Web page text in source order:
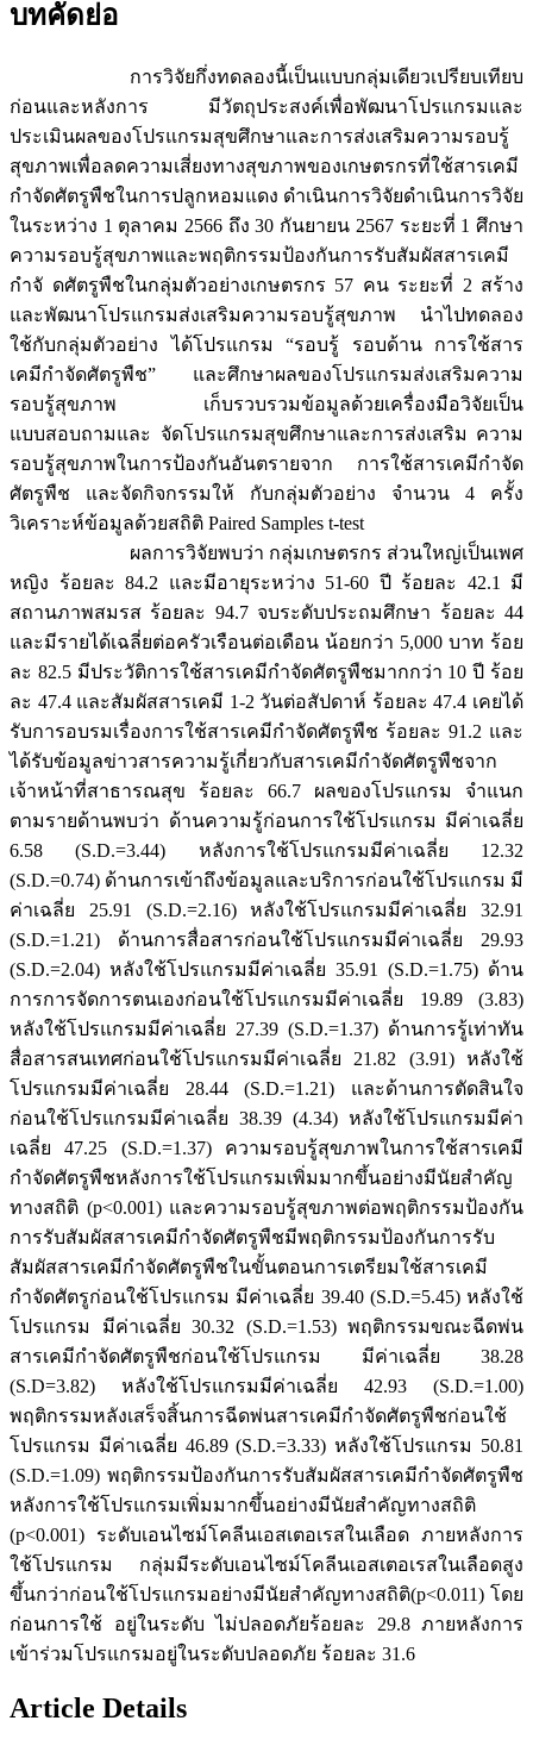
บทคัดย่อ
การวิจัยกึ่งทดลองนี้เป็นแบบกลุ่มเดียวเปรียบเทียบ
ก่อนและหลังการ มีวัตถุประสงค์เพื่อพัฒนาโปรแกรมและ
ประเมินผลของโปรแกรมสุขศึกษาและการส่งเสริมความรอบรู้
สุขภาพเพื่อลดความเสี่ยงทางสุขภาพของเกษตรกรที่ใช้สารเคมี
กำจัดศัตรูพืชในการปลูกหอมแดง ดำเนินการวิจัยดำเนินการวิจัย
ในระหว่าง 1 ตุลาคม 2566 ถึง 30 กันยายน 2567 ระยะที่ 1 ศึกษา
ความรอบรู้สุขภาพและพฤติกรรมป้องกันการรับสัมผัสสารเคมี
กำจั ดศัตรูพืชในกลุ่มตัวอย่างเกษตรกร 57 คน ระยะที่ 2 สร้าง
และพัฒนาโปรแกรมส่งเสริมความรอบรู้สุขภาพ นำไปทดลอง
ใช้กับกลุ่มตัวอย่าง ได้โปรแกรม “รอบรู้ รอบด้าน การใช้สาร
เคมีกำจัดศัตรูพืช” และศึกษาผลของโปรแกรมส่งเสริมความ
รอบรู้สุขภาพ เก็บรวบรวมข้อมูลด้วยเครื่องมือวิจัยเป็น
แบบสอบถามและ จัดโปรแกรมสุขศึกษาและการส่งเสริม ความ
รอบรู้สุขภาพในการป้องกันอันตรายจาก การใช้สารเคมีกำจัด
ศัตรูพืช และจัดกิจกรรมให้ กับกลุ่มตัวอย่าง จำนวน 4 ครั้ง
วิเคราะห์ข้อมูลด้วยสถิติ Paired Samples t-test
ผลการวิจัยพบว่า กลุ่มเกษตรกร ส่วนใหญ่เป็นเพศ
หญิง ร้อยละ 84.2 และมีอายุระหว่าง 51-60 ปี ร้อยละ 42.1 มี
สถานภาพสมรส ร้อยละ 94.7 จบระดับประถมศึกษา ร้อยละ 44
และมีรายได้เฉลี่ยต่อครัวเรือนต่อเดือน น้อยกว่า 5,000 บาท ร้อย
ละ 82.5 มีประวัติการใช้สารเคมีกำจัดศัตรูพืชมากกว่า 10 ปี ร้อย
ละ 47.4 และสัมผัสสารเคมี 1-2 วันต่อสัปดาห์ ร้อยละ 47.4 เคยได้
รับการอบรมเรื่องการใช้สารเคมีกำจัดศัตรูพืช ร้อยละ 91.2 และ
ได้รับข้อมูลข่าวสารความรู้เกี่ยวกับสารเคมีกำจัดศัตรูพืชจาก
เจ้าหน้าที่สาธารณสุข ร้อยละ 66.7 ผลของโปรแกรม จำแนก
ตามรายด้านพบว่า ด้านความรู้ก่อนการใช้โปรแกรม มีค่าเฉลี่ย
6.58 (S.D.=3.44) หลังการใช้โปรแกรมมีค่าเฉลี่ย 12.32
(S.D.=0.74) ด้านการเข้าถึงข้อมูลและบริการก่อนใช้โปรแกรม มี
ค่าเฉลี่ย 25.91 (S.D.=2.16) หลังใช้โปรแกรมมีค่าเฉลี่ย 32.91
(S.D.=1.21) ด้านการสื่อสารก่อนใช้โปรแกรมมีค่าเฉลี่ย 29.93
(S.D.=2.04) หลังใช้โปรแกรมมีค่าเฉลี่ย 35.91 (S.D.=1.75) ด้าน
การการจัดการตนเองก่อนใช้โปรแกรมมีค่าเฉลี่ย 19.89 (3.83)
หลังใช้โปรแกรมมีค่าเฉลี่ย 27.39 (S.D.=1.37) ด้านการรู้เท่าทัน
สื่อสารสนเทศก่อนใช้โปรแกรมมีค่าเฉลี่ย 21.82 (3.91) หลังใช้
โปรแกรมมีค่าเฉลี่ย 28.44 (S.D.=1.21) และด้านการตัดสินใจ
ก่อนใช้โปรแกรมมีค่าเฉลี่ย 38.39 (4.34) หลังใช้โปรแกรมมีค่า
เฉลี่ย 47.25 (S.D.=1.37) ความรอบรู้สุขภาพในการใช้สารเคมี
กำจัดศัตรูพืชหลังการใช้โปรแกรมเพิ่มมากขึ้นอย่างมีนัยสำคัญ
ทางสถิติ (p<0.001) และความรอบรู้สุขภาพต่อพฤติกรรมป้องกัน
การรับสัมผัสสารเคมีกำจัดศัตรูพืชมีพฤติกรรมป้องกันการรับ
สัมผัสสารเคมีกำจัดศัตรูพืชในขั้นตอนการเตรียมใช้สารเคมี
กำจัดศัตรูก่อนใช้โปรแกรม มีค่าเฉลี่ย 39.40 (S.D.=5.45) หลังใช้
โปรแกรม มีค่าเฉลี่ย 30.32 (S.D.=1.53) พฤติกรรมขณะฉีดพ่น
สารเคมีกำจัดศัตรูพืชก่อนใช้โปรแกรม มีค่าเฉลี่ย 38.28
(S.D=3.82) หลังใช้โปรแกรมมีค่าเฉลี่ย 42.93 (S.D.=1.00)
พฤติกรรมหลังเสร็จสิ้นการฉีดพ่นสารเคมีกำจัดศัตรูพืชก่อนใช้
โปรแกรม มีค่าเฉลี่ย 46.89 (S.D.=3.33) หลังใช้โปรแกรม 50.81
(S.D.=1.09) พฤติกรรมป้องกันการรับสัมผัสสารเคมีกำจัดศัตรูพืช
หลังการใช้โปรแกรมเพิ่มมากขึ้นอย่างมีนัยสำคัญทางสถิติ
(p<0.001) ระดับเอนไซม์โคลีนเอสเตอเรสในเลือด ภายหลังการ
ใช้โปรแกรม กลุ่มมีระดับเอนไซม์โคลีนเอสเตอเรสในเลือดสูง
ขึ้นกว่าก่อนใช้โปรแกรมอย่างมีนัยสำคัญทางสถิติ(p<0.011) โดย
ก่อนการใช้ อยู่ในระดับ ไม่ปลอดภัยร้อยละ 29.8 ภายหลังการ
เข้าร่วมโปรแกรมอยู่ในระดับปลอดภัย ร้อยละ 31.6
Article Details